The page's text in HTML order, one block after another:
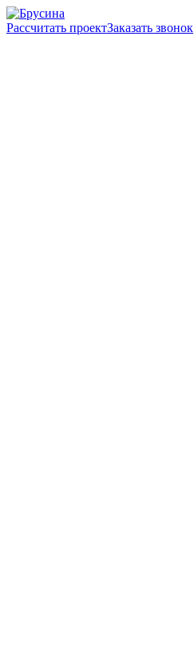
Рассчитать проектЗаказать звонок